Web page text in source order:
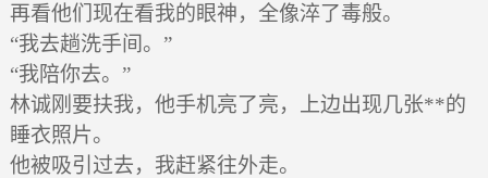
再看他们现在看我的眼神，全像淬了毒般。
“我去趟洗手间。”
“我陪你去。”
林诚刚要扶我，他手机亮了亮，上边出现几张**的
睡衣照片。
他被吸引过去，我赶紧往外走。